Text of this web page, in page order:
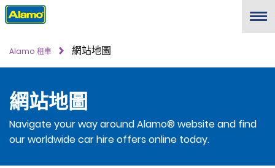
Menu
Alamo 租車 網站地圖
網站地圖
Navigate your way around Alamo® website and find
our worldwide car hire offers online today.